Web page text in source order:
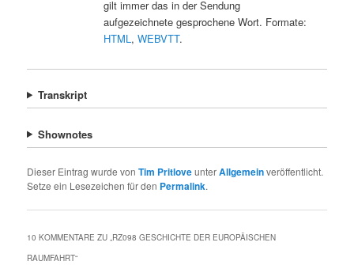
gilt immer das in der Sendung
aufgezeichnete gesprochene Wort. Formate:
HTML, WEBVTT.
Transkript
Shownotes
Dieser Eintrag wurde vonTim PritloveunterAllgemeinveröffentlicht.
Setze ein Lesezeichen für den Permalink.
10 KOMMENTARE ZU „RZ098 GESCHICHTE DER EUROPÄISCHEN
RAUMFAHRT“